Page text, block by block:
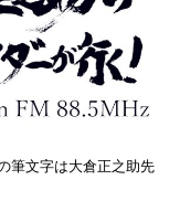
筆文字は大倉正之助先